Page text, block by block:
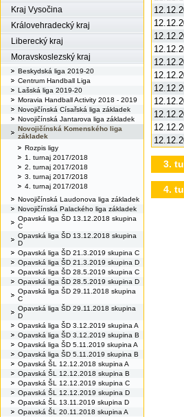
Kraj Vysočina
Královehradecký kraj
Liberecký kraj
Moravskoslezský kraj
Beskydská liga 2019-20
Centrum Handball Liga
Lašská liga 2019-20
Moravia Handball Activity 2018 - 2019
Novojičínská Císařská liga základek
Novojičínská Jantarova liga základek
Novojičínská Komenského liga
základek
Rozpis ligy
1. turnaj 2017/2018
2. turnaj 2017/2018
3. turnaj 2017/2018
4. turnaj 2017/2018
Novojičínská Laudonova liga základek
Novojičínská Palackého liga základek
Opavská liga ŠD 13.12.2018 skupina
C
Opavská liga ŠD 13.12.2018 skupina
D
Opavská liga ŠD 21.3.2019 skupina C
Opavská liga ŠD 21.3.2019 skupina D
Opavská liga ŠD 28.5.2019 skupina C
Opavská liga ŠD 28.5.2019 skupina D
Opavská liga ŠD 29.11.2018 skupina
C
Opavská liga ŠD 29.11.2018 skupina
D
Opavská liga ŠD 3.12.2019 skupina A
Opavská liga ŠD 3.12.2019 skupina B
Opavská liga ŠD 5.11.2019 skupina A
Opavská liga ŠD 5.11.2019 skupina B
Opavská ŠL 12.12.2018 skupina A
Opavská ŠL 12.12.2018 skupina B
Opavská ŠL 12.12.2019 skupina C
Opavská ŠL 12.12.2019 skupina D
Opavská ŠL 13.11.2019 skupina D
Opavská ŠL 20.11.2018 skupina A
3.
4.